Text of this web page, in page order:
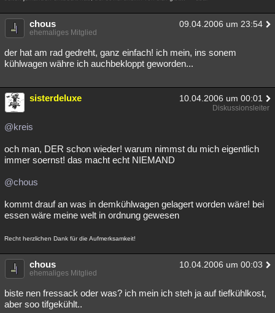
chous 09.04.2006 um 23:54
ehemaliges Mitglied
der hat am rad gedreht, ganz einfach! ich mein, ins sonem
kühlwagen währe ich auchbekloppt geworden...
sisterdeluxe 10.04.2006 um 00:01
Diskussionsleiter
@kreis
och man, DER schon wieder! warum nimmst du mich eigentlich
immer soernst! das macht echt NIEMAND
@chous
kommt drauf an was in demkühlwagen gelagert worden wäre! bei
essen wäre meine welt in ordnung gewesen
Recht herzlichen Dank für die Aufmerksamkeit!
chous 10.04.2006 um 00:03
ehemaliges Mitglied
biste nen fressack oder was? ich mein ich steh ja auf tiefkühlkost,
aber soo tifgekühlt..